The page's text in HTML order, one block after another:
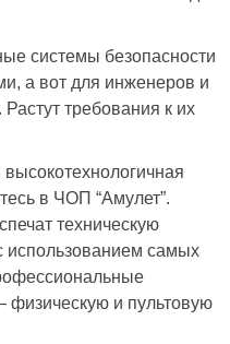
системы безопасности
а вот для инженеров и
требования к их
в ЧОП “Амулет”.
техническую
использованием самых
физическую и пультовую